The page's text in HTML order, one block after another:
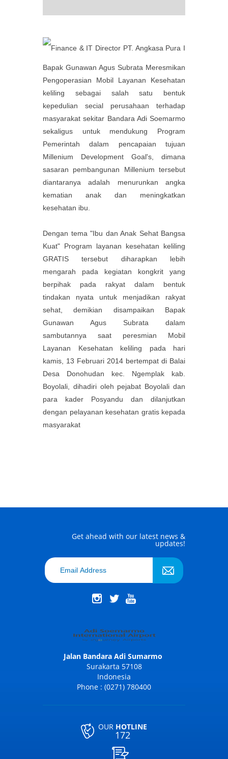
Finance & IT Director PT. Angkasa Pura I
Bapak Gunawan Agus Subrata Meresmikan
Pengoperasian Mobil Layanan Kesehatan
keliling sebagai salah satu bentuk
kepedulian secial perusahaan terhadap
masyarakat sekitar Bandara Adi Soemarmo
sekaligus untuk mendukung Program
Pemerintah dalam pencapaian tujuan
Millenium Development Goal's, dimana
sasaran pembangunan Millenium tersebut
diantaranya adalah menurunkan angka
kematian anak dan meningkatkan
kesehatan ibu.
Dengan tema "Ibu dan Anak Sehat Bangsa
Kuat" Program layanan kesehatan keliling
GRATIS tersebut diharapkan lebih
mengarah pada kegiatan kongkrit yang
berpihak pada rakyat dalam bentuk
tindakan nyata untuk menjadikan rakyat
sehat, demikian disampaikan Bapak
Gunawan Agus Subrata dalam
sambutannya saat peresmian Mobil
Layanan Kesehatan keliling pada hari
kamis, 13 Februari 2014 bertempat di Balai
Desa Donohudan kec. Ngemplak kab.
Boyolali, dihadiri oleh pejabat Boyolali dan
para kader Posyandu dan dilanjutkan
dengan pelayanan kesehatan gratis kepada
masyarakat
Get ahead with our latest news &
updates!
Jalan Bandara Adi Sumarmo
Surakarta 57108
Indonesia
Phone : (0271) 780400
OUR HOTLINE
172